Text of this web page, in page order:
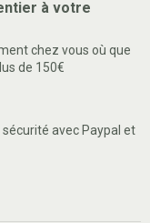
à votre
chez vous où que
de 150€
avec Paypal et